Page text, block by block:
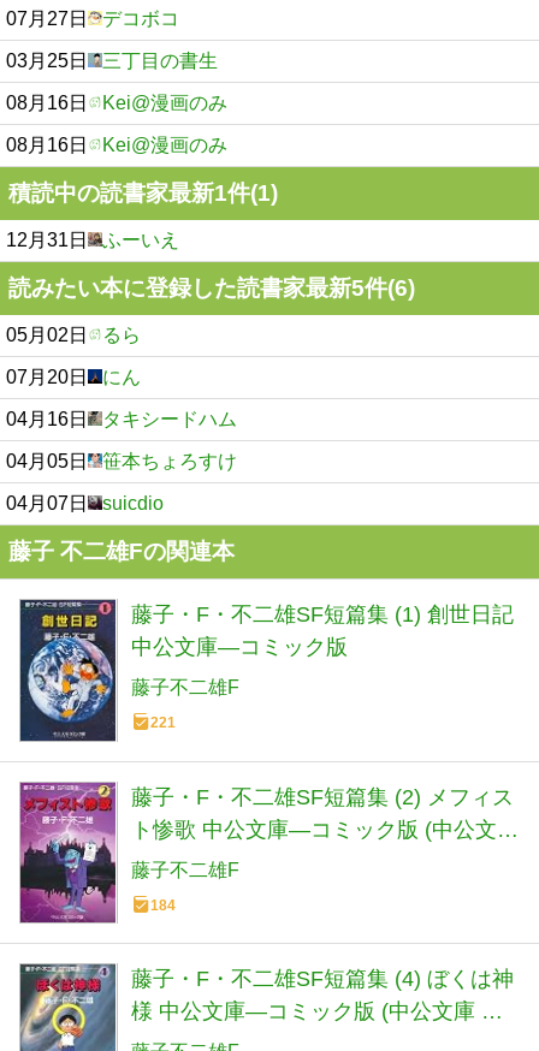
07月27日 デコボコ
03月25日 三丁目の書生
08月16日 Kei@漫画のみ
08月16日 Kei@漫画のみ
積読中の読書家最新1件(1)
12月31日 ふーいえ
読みたい本に登録した読書家最新5件(6)
05月02日 るら
07月20日 にん
04月16日 タキシードハム
04月05日 笹本ちょろすけ
04月07日 suicdio
藤子 不二雄Fの関連本
藤子・F・不二雄SF短篇集 (1) 創世日記
中公文庫―コミック版
藤子不二雄F
221
藤子・F・不二雄SF短篇集 (2) メフィス
ト惨歌 中公文庫―コミック版 (中公文庫
コミック版 ふ 1-2)
藤子不二雄F
184
藤子・F・不二雄SF短篇集 (4) ぼくは神
様 中公文庫―コミック版 (中公文庫 コ
ミック版 ふ 1-4)